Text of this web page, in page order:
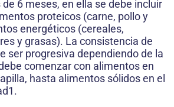
6 meses, en ella se debe incluir
proteicos (carne, pollo y
energéticos (cereales,
y grasas). La consistencia de
ser progresiva dependiendo de la
comenzar con alimentos en
hasta alimentos sólidos en el